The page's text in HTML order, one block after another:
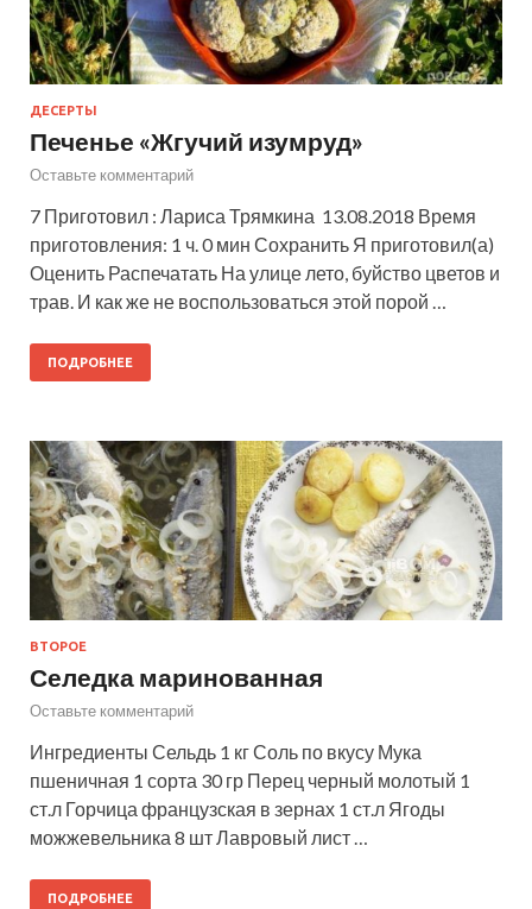
ДЕСЕРТЫ
Печенье «Жгучий изумруд»
Оставьте комментарий
7 Приготовил : Лариса Трямкина 13.08.2018 Время
приготовления: 1 ч. 0 мин Сохранить Я приготовил(а)
Оценить Распечатать На улице лето, буйство цветов и
трав. И как же не воспользоваться этой порой …
ПОДРОБНЕЕ
ВТОРОЕ
Селедка маринованная
Оставьте комментарий
Ингредиенты Сельдь 1 кг Соль по вкусу Мука
пшеничная 1 сорта 30 гр Перец черный молотый 1
ст.л Горчица французская в зернах 1 ст.л Ягоды
можжевельника 8 шт Лавровый лист …
ПОДРОБНЕЕ